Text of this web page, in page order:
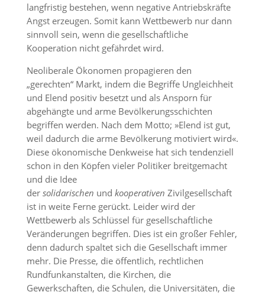
langfristig bestehen, wenn negative Antriebskräfte
Angst erzeugen. Somit kann Wettbewerb nur dann
sinnvoll sein, wenn die gesellschaftliche
Kooperation nicht gefährdet wird.
Neoliberale Ökonomen propagieren den
„gerechten“ Markt, indem die Begriffe Ungleichheit
und Elend positiv besetzt und als Ansporn für
abgehängte und arme Bevölkerungsschichten
begriffen werden. Nach dem Motto; »Elend ist gut,
weil dadurch die arme Bevölkerung motiviert wird«.
Diese ökonomische Denkweise hat sich tendenziell
schon in den Köpfen vieler Politiker breitgemacht
und die Idee
der solidarischen und kooperativen Zivilgesellschaft
ist in weite Ferne gerückt. Leider wird der
Wettbewerb als Schlüssel für gesellschaftliche
Veränderungen begriffen. Dies ist ein großer Fehler,
denn dadurch spaltet sich die Gesellschaft immer
mehr. Die Presse, die öffentlich, rechtlichen
Rundfunkanstalten, die Kirchen, die
Gewerkschaften, die Schulen, die Universitäten, die